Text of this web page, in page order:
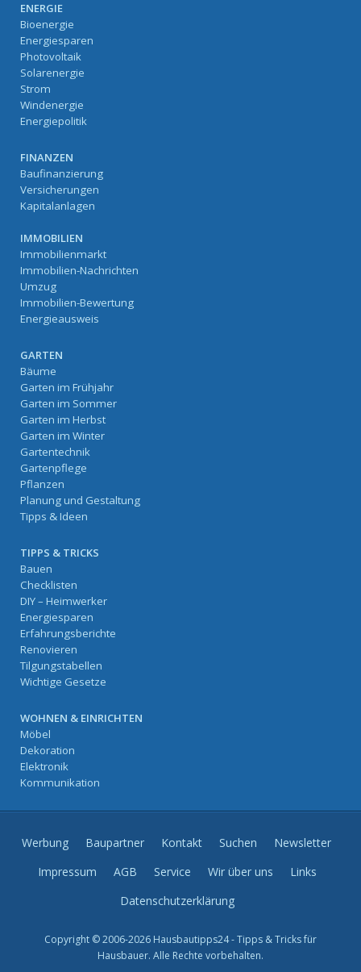
ENERGIE
Bioenergie
Energiesparen
Photovoltaik
Solarenergie
Strom
Windenergie
Energiepolitik
FINANZEN
Baufinanzierung
Versicherungen
Kapitalanlagen
IMMOBILIEN
Immobilienmarkt
Immobilien-Nachrichten
Umzug
Immobilien-Bewertung
Energieausweis
GARTEN
Bäume
Garten im Frühjahr
Garten im Sommer
Garten im Herbst
Garten im Winter
Gartentechnik
Gartenpflege
Pflanzen
Planung und Gestaltung
Tipps & Ideen
TIPPS & TRICKS
Bauen
Checklisten
DIY – Heimwerker
Energiesparen
Erfahrungsberichte
Renovieren
Tilgungstabellen
Wichtige Gesetze
WOHNEN & EINRICHTEN
Möbel
Dekoration
Elektronik
Kommunikation
Werbung Baupartner Kontakt Suchen
Newsletter
Impressum
AGB Service Wir über uns
Links
Datenschutzerklärung
Copyright © 2006-2026 Hausbautipps24 - Tipps & Tricks für
Hausbauer. Alle Rechte vorbehalten.